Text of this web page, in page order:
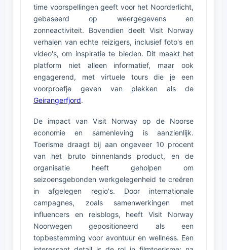
time voorspellingen geeft voor het Noorderlicht,
gebaseerd op weergegevens en
zonneactiviteit. Bovendien deelt Visit Norway
verhalen van echte reizigers, inclusief foto's en
video's, om inspiratie te bieden. Dit maakt het
platform niet alleen informatief, maar ook
engagerend, met virtuele tours die je een
voorproefje geven van plekken als de
Geirangerfjord.
De impact van Visit Norway op de Noorse
economie en samenleving is aanzienlijk.
Toerisme draagt bij aan ongeveer 10 procent
van het bruto binnenlands product, en de
organisatie heeft geholpen om
seizoensgebonden werkgelegenheid te creëren
in afgelegen regio's. Door internationale
campagnes, zoals samenwerkingen met
influencers en reisblogs, heeft Visit Norway
Noorwegen gepositioneerd als een
topbestemming voor avontuur en wellness. Een